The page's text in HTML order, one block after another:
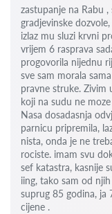
zastupanje na Rabu
gradjevinske
izlaz mu sluzi krvni
vrijem 6 rasprava
progovorila nijednu
sve sam morala
pravne struke. Zivim
koji na sudu ne
Nasa dosadasnja
parnicu pripremila,
nista, onda je ne
rociste. imam svu
sef katastra, kasnije
iing, tako sam od
suprug 85 godina, ja
cijene .